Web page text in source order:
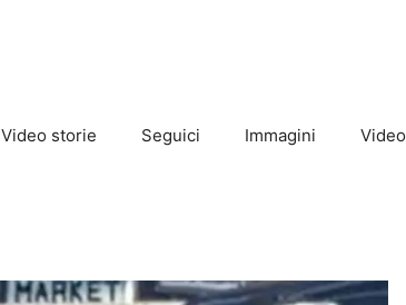
Video storie Seguici Immagini Video